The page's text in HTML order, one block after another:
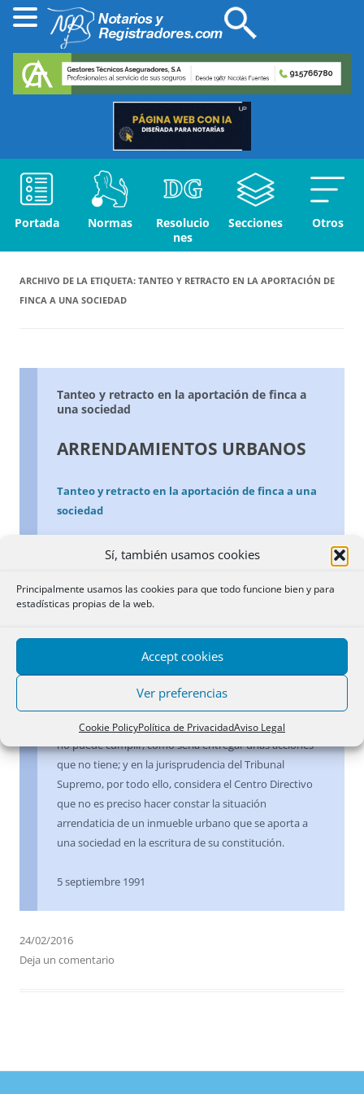
Sí, también usamos cookies
Principalmente usamos las cookies para que todo funcione bien y para
estadísticas propias de la web.
Accept cookies
Ver preferencias
Cookie PolicyPolítica de PrivacidadAviso Legal
Portada Normas
Resolucio
nes
Secciones Otros
ARCHIVO DE LA ETIQUETA: TANTEO Y RETRACTO EN LA APORTACIÓN DE
FINCA A UNA SOCIEDAD
Tanteo y retracto en la aportación de finca a
una sociedad
ARRENDAMIENTOS URBANOS
Tanteo y retracto en la aportación de finca a una
sociedad
Tanteo y retracto en la aportación de finca a una
Basándose en el carácter restrictivo con que han de
en la concreción del artículo 47 de la LAU a los
supuestos de venta, cesión solutoria y adjudicación por
retrayente de subrogarse mediante una prestación que
no puede cumplir, como sería entregar unas acciones
que no tiene; y en la jurisprudencia del Tribunal
Supremo, por todo ello, considera el Centro Directivo
que no es preciso hacer constar la situación
arrendaticia de un inmueble urbano que se aporta a
una sociedad en la escritura de su constitución.
5 septiembre 1991
24/02/2016
Deja un comentario